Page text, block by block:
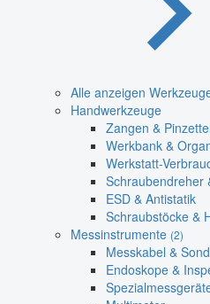
Alle anzeigen
Handwerkzeuge
Zangen &
Werkbank &
Werkstatt-
Schraubendreher
ESD & Antistatik
Schraubstöcke &
Messinstrumente (2)
Messkabel &
Endoskope &